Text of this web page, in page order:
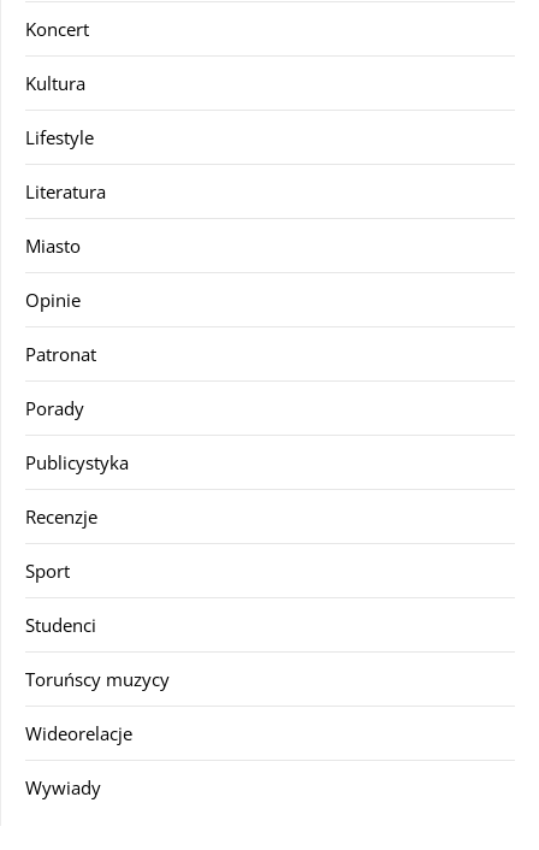
Koncert
Kultura
Lifestyle
Literatura
Miasto
Opinie
Patronat
Porady
Publicystyka
Recenzje
Sport
Studenci
Toruńscy muzycy
Wideorelacje
Wywiady